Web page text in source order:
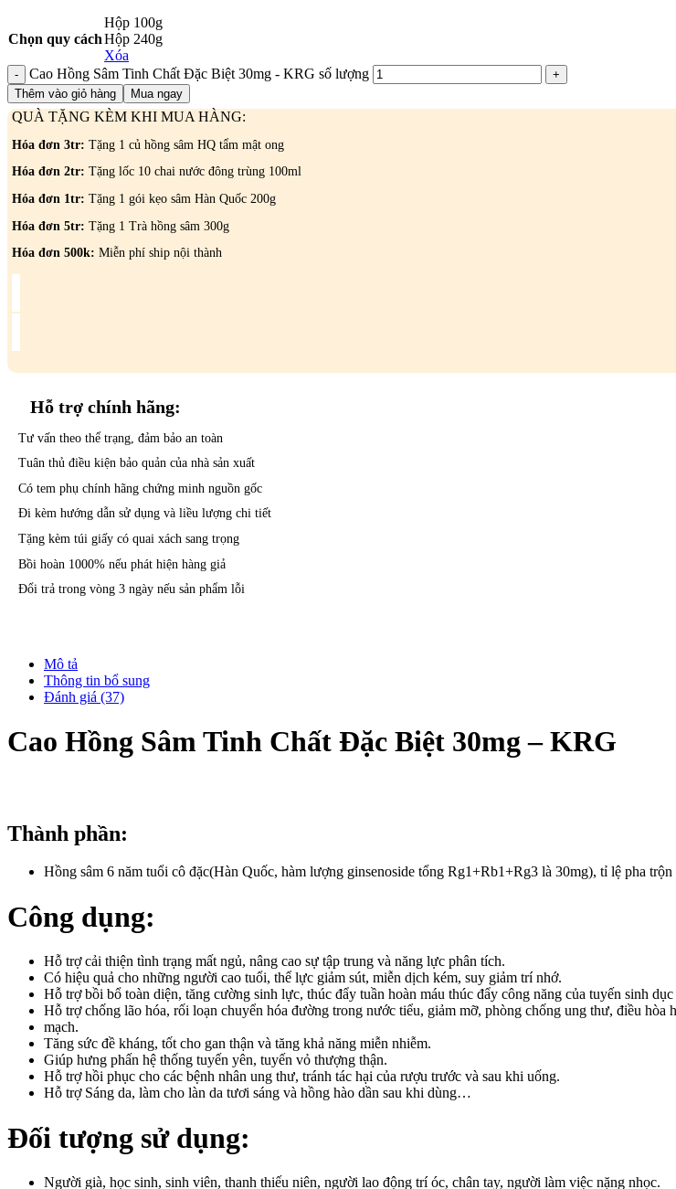
Chọn quy cách
Hộp 100g
Hộp 240g
Xóa
Cao Hồng Sâm Tinh Chất Đặc Biệt 30mg - KRG số lượng
Thêm vào giỏ hàng Mua ngay
QUÀ TẶNG KÈM KHI MUA HÀNG:
Hóa đơn 3tr: Tặng 1 củ hồng sâm HQ tẩm mật ong
Hóa đơn 2tr: Tặng lốc 10 chai nước đông trùng 100ml
Hóa đơn 1tr: Tặng 1 gói kẹo sâm Hàn Quốc 200g
Hóa đơn 5tr: Tặng 1 Trà hồng sâm 300g
Hóa đơn 500k: Miễn phí ship nội thành
Hỗ trợ chính hãng:
Tư vấn theo thể trạng, đảm bảo an toàn
Tuân thủ điều kiện bảo quản của nhà sản xuất
Có tem phụ chính hãng chứng minh nguồn gốc
Đi kèm hướng dẫn sử dụng và liều lượng chi tiết
Tặng kèm túi giấy có quai xách sang trọng
Bồi hoàn 1000% nếu phát hiện hàng giả
Đổi trả trong vòng 3 ngày nếu sản phẩm lỗi
Mô tả
Thông tin bổ sung
Đánh giá (37)
Cao Hồng Sâm Tinh Chất Đặc Biệt 30mg – KRG
Thành phần:
Hồng sâm 6 năm tuổi cô đặc(Hàn Quốc, hàm lượng ginsenoside tổng Rg1+Rb1+Rg3 là 30mg), tỉ lệ pha
Công dụng:
Hỗ trợ cải thiện tình trạng mất ngủ, nâng cao sự tập trung và năng lực phân tích.
Có hiệu quả cho những người cao tuổi, thể lực giảm sút, miễn dịch kém, suy giảm trí nhớ.
Hỗ trợ bồi bổ toàn diện, tăng cường sinh lực, thúc đẩy tuần hoàn máu thúc đẩy công năng của tuyến sinh
Hỗ trợ chống lão hóa, rối loạn chuyển hóa đường trong nước tiểu, giảm mỡ, phòng chống ung thư, điều hòa
mạch.
Tăng sức đề kháng, tốt cho gan thận và tăng khả năng miễn nhiễm.
Giúp hưng phấn hệ thống tuyến yên, tuyến vỏ thượng thận.
Hỗ trợ hồi phục cho các bệnh nhân ung thư, tránh tác hại của rượu trước và sau khi uống.
Hỗ trợ Sáng da, làm cho làn da tươi sáng và hồng hào dần sau khi dùng…
Đối tượng sử dụng:
Người già, học sinh, sinh viên, thanh thiếu niên, người lao động trí óc, chân tay, người làm việc nặng nhọc.